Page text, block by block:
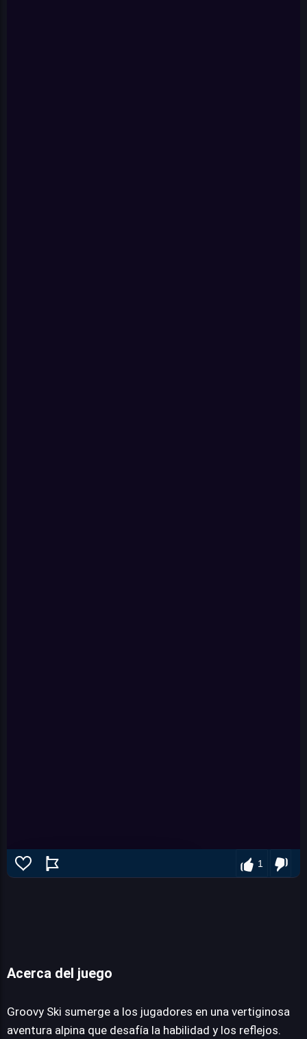
1
Acerca del juego
Groovy Ski sumerge a los jugadores en una vertiginosa
aventura alpina que desafía la habilidad y los reflejos.